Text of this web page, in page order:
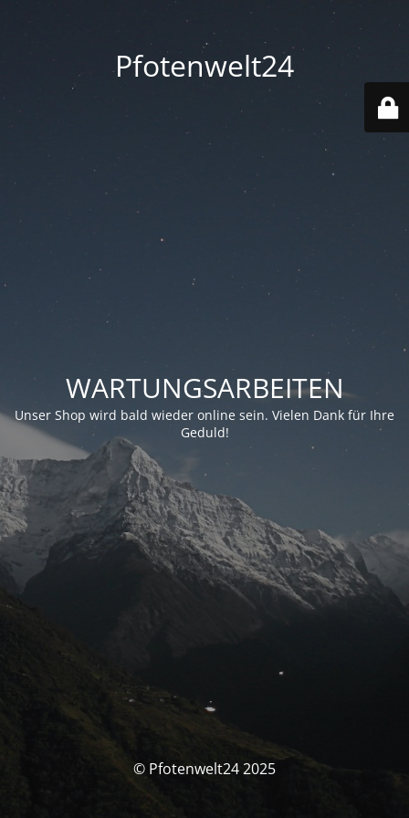
Pfotenwelt24
WARTUNGSARBEITEN
Unser Shop wird bald wieder online sein. Vielen Dank für Ihre
Geduld!
© Pfotenwelt24 2025